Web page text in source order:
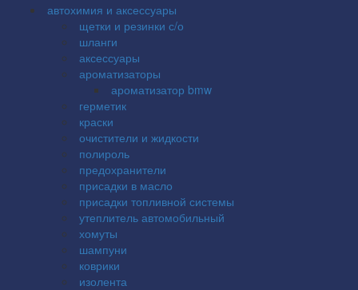
автохимия и аксессуары
щетки и резинки с/о
шланги
аксессуары
ароматизаторы
ароматизатор bmw
герметик
краски
очистители и жидкости
полироль
предохранители
присадки в масло
присадки топливной системы
утеплитель автомобильный
хомуты
шампуни
коврики
изолента